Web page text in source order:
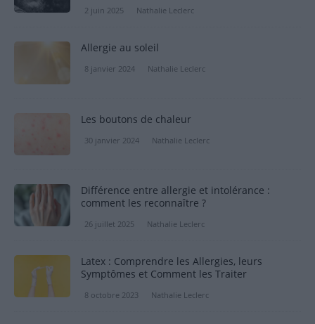
2 juin 2025 Nathalie Leclerc
Allergie au soleil
8 janvier 2024 Nathalie Leclerc
Les boutons de chaleur
30 janvier 2024 Nathalie Leclerc
Différence entre allergie et intolérance :
comment les reconnaître ?
26 juillet 2025 Nathalie Leclerc
Latex : Comprendre les Allergies, leurs
Symptômes et Comment les Traiter
8 octobre 2023 Nathalie Leclerc